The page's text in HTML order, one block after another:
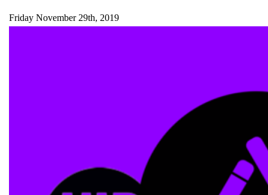
Friday November 29th, 2019